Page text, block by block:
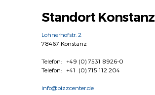
Standort Konstanz
Lohnerhofstr. 2
78467 Konstanz
Telefon: +49 (0) 7531 8926-0
Telefon: +41 (0) 715 112 204
info@bizzcenter.de